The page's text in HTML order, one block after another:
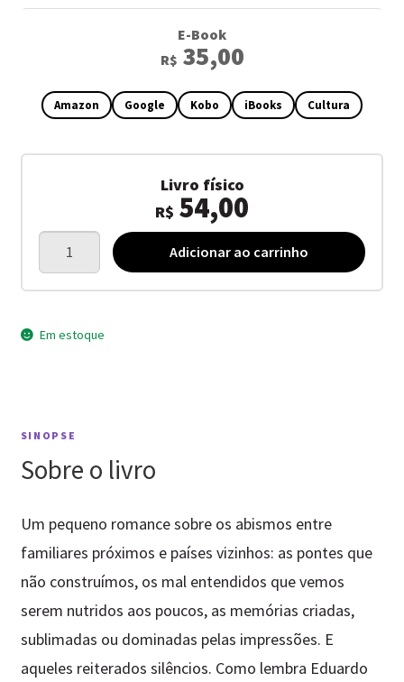
E-Book
R$ 35,00
Amazon Google Kobo iBooks Cultura
Livro físico
R$ 54,00
Sistema
tato
Adicionar ao carrinho
Em estoque
SINOPSE
Sobre o livro
Um pequeno romance sobre os abismos entre
familiares próximos e países vizinhos: as pontes que
não construímos, os mal entendidos que vemos
serem nutridos aos poucos, as memórias criadas,
sublimadas ou dominadas pelas impressões. E
aqueles reiterados silêncios. Como lembra Eduardo